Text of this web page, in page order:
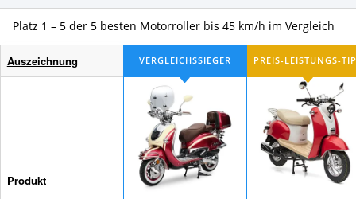
Platz 1 – 5 der 5 besten Motorroller bis 45 km/h im Vergleich
Auszeichnung
Produkt